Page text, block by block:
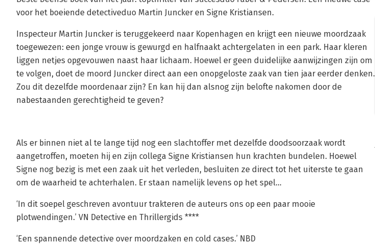
voor het boeiende detectiveduo Martin Juncker en Signe Kristiansen.
Inspecteur Martin Juncker is teruggekeerd naar Kopenhagen en krijgt een nieuwe moordzaak
toegewezen: een jonge vrouw is gewurgd en halfnaakt achtergelaten in een park. Haar kleren
liggen netjes opgevouwen naast haar lichaam. Hoewel er geen duidelijke aanwijzingen zijn om
te volgen, doet de moord Juncker direct aan een onopgeloste zaak van tien jaar eerder denken.
Zou dit dezelfde moordenaar zijn? En kan hij dan alsnog zijn belofte nakomen door de
nabestaanden gerechtigheid te geven?
Als er binnen niet al te lange tijd nog een slachtoffer met dezelfde doodsoorzaak wordt
aangetroffen, moeten hij en zijn collega Signe Kristiansen hun krachten bundelen. Hoewel
Signe nog bezig is met een zaak uit het verleden, besluiten ze direct tot het uiterste te gaan
om de waarheid te achterhalen. Er staan namelijk levens op het spel…
‘In dit soepel geschreven avontuur trakteren de auteurs ons op een paar mooie
plotwendingen.’ VN Detective en Thrillergids ****
‘Een spannende detective over moordzaken en cold cases.’ NBD